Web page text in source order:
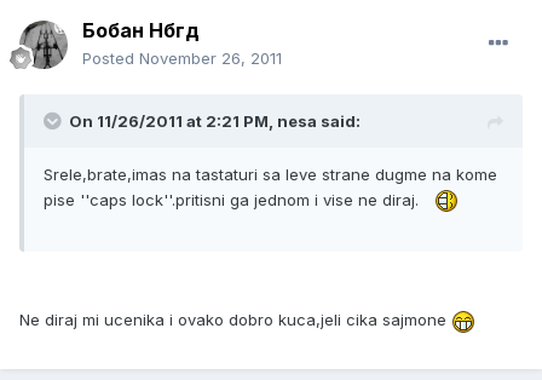
Бобан Нбгд
Posted November 26, 2011
On 11/26/2011 at 2:21 PM, nesa said:
Srele,brate,imas na tastaturi sa leve strane dugme na kome
pise ''caps lock''.pritisni ga jednom i vise ne diraj.
Ne diraj mi ucenika i ovako dobro kuca,jeli cika sajmone